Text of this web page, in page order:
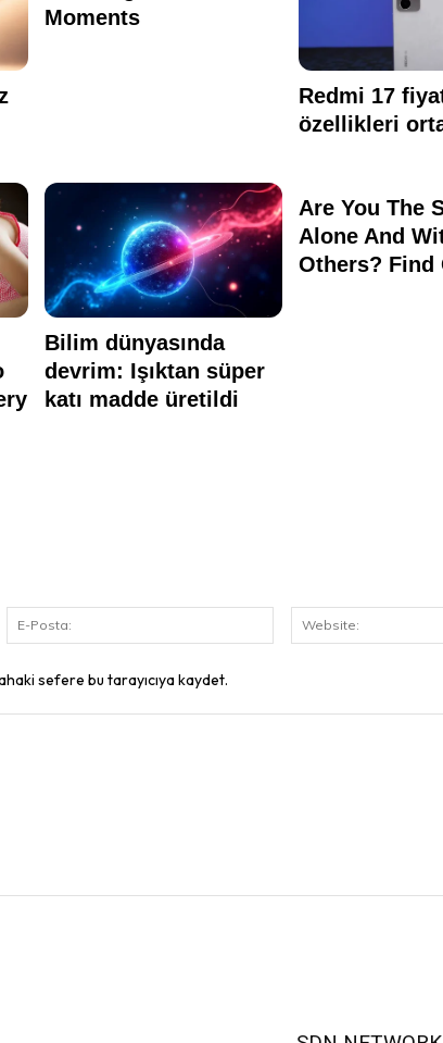
Posta:
sefere bu tarayıcıya kaydet.